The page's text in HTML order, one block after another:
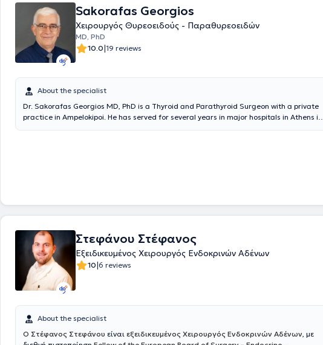
Σπλαχνικής Χειρουργικής και μέλος του Συλλόγου Χειρουργών Γερμανίας.
Sakorafas Georgios
Xειρουργός Θυρεοειδούς - Παραθυρεοειδών
MD, PhD
10.0|19 reviews
About the specialist
Dr. Sakorafas Georgios MD, PhD is a Thyroid and Parathyroid Surgeon with a private
practice in Ampelokipoi. He has served for several years in major hospitals in Athens in
number of endocrine, general, and oncologic surgical procedures. His particular area
of interest is Endocrine Gland Surgery (Thyroid and Parathyroid Surgery), in which he
cases. Alongside his significant clinical work (evidenced by the high number of thyroid
and parathyroid surgeries), he also boasts noteworthy academic, research, and
authorship contributions in both endocrine and oncologic-general surgery. He
graduated with honors from the Military Medical School (Medical School of Aristotle
University of Thessaloniki).
Στεφάνου Στέφανος
Εξειδικευμένος Χειρουργός Ενδοκρινών Αδένων
10|6 reviews
About the specialist
Ο Στέφανος Στεφάνου είναι εξειδικευμένος Χειρουργός Ενδοκρινών Αδένων, με